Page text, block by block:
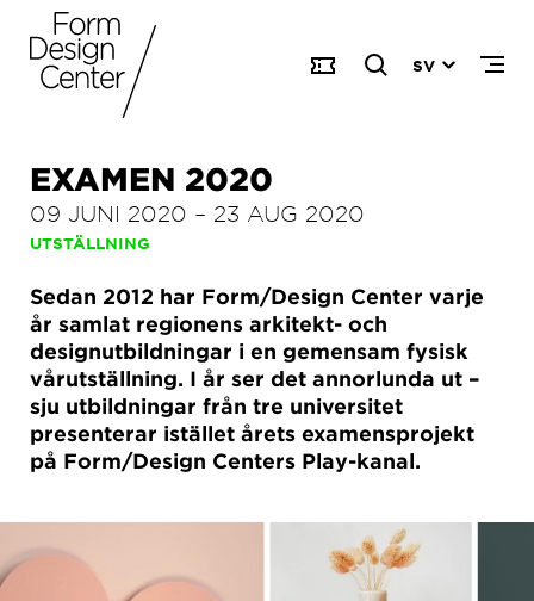
SV
EXAMEN 2020
09 JUNI 2020 – 23 AUG 2020
UTSTÄLLNING
Sedan 2012 har Form/Design Center varje
år samlat regionens arkitekt- och
designutbildningar i en gemensam fysisk
vårutställning. I år ser det annorlunda ut –
sju utbildningar från tre universitet
presenterar istället årets examensprojekt
på Form/Design Centers Play-kanal.